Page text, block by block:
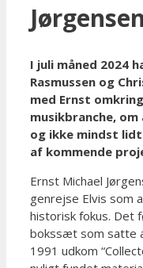
Jørgensen
I juli måned 2024
Rasmussen og
med Ernst
musikbranche,
og ikke mindst
af kommende
Ernst Michael
genrejse Elvis som
historisk fokus. Det
bokssæt som satte
1991 udkom